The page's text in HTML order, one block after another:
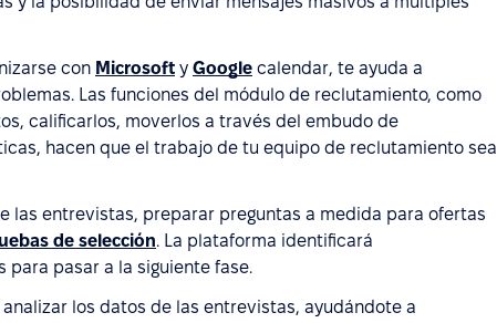
con Microsoft y Google calendar, te ayuda a
Las funciones del módulo de reclutamiento, como
calificarlos, moverlos a través del embudo de
hacen que el trabajo de tu equipo de reclutamiento sea
las entrevistas, preparar preguntas a medida para ofertas
de selección. La plataforma identificará
pasar a la siguiente fase.
los datos de las entrevistas, ayudándote a